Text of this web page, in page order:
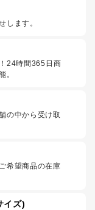
します。
24時間365日商
。
の中から受け取
希望商品の在庫
イズ)